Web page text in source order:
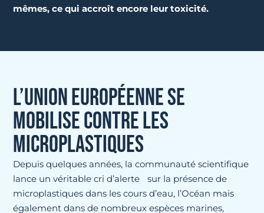
mêmes, ce qui accroît encore leur toxicité.
L’UNION EUROPÉENNE SE
MOBILISE CONTRE LES
MICROPLASTIQUES
Depuis quelques années, la communauté scientifique
lance un véritable cri d’alerte sur la présence de
microplastiques dans les cours d’eau, l’Océan mais
également dans de nombreux espèces marines,